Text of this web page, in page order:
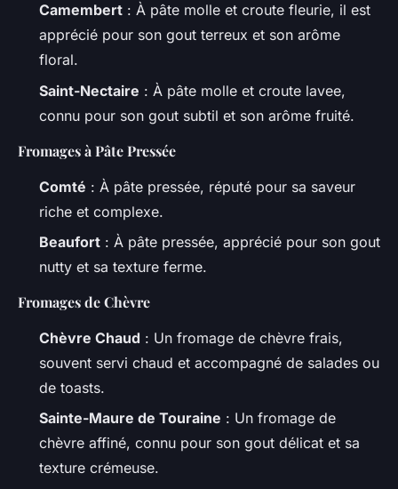
Camembert : À pâte molle et croute fleurie, il est
apprécié pour son gout terreux et son arôme
floral.
Saint-Nectaire : À pâte molle et croute lavee,
connu pour son gout subtil et son arôme fruité.
Fromages à Pâte Pressée
Comté : À pâte pressée, réputé pour sa saveur
riche et complexe.
Beaufort : À pâte pressée, apprécié pour son gout
nutty et sa texture ferme.
Fromages de Chèvre
Chèvre Chaud : Un fromage de chèvre frais,
souvent servi chaud et accompagné de salades ou
de toasts.
Sainte-Maure de Touraine : Un fromage de
chèvre affiné, connu pour son gout délicat et sa
texture crémeuse.